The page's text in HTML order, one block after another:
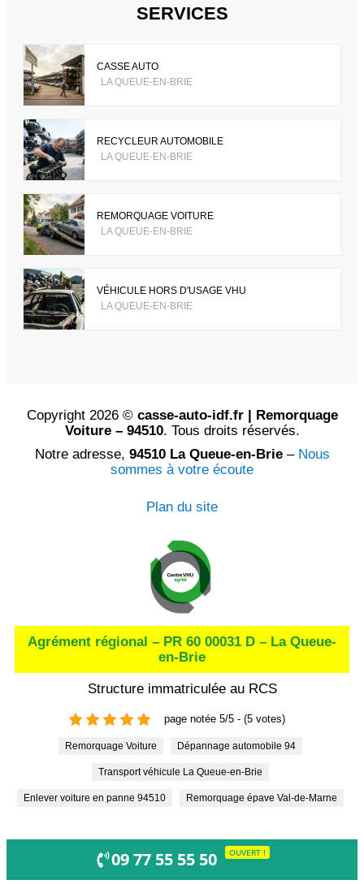
SERVICES
CASSE AUTO
LA QUEUE-EN-BRIE
RECYCLEUR AUTOMOBILE
LA QUEUE-EN-BRIE
REMORQUAGE VOITURE
LA QUEUE-EN-BRIE
VÉHICULE HORS D'USAGE VHU
LA QUEUE-EN-BRIE
Copyright 2026 © casse-auto-idf.fr | Remorquage
Voiture – 94510. Tous droits réservés.
Notre adresse, 94510 La Queue-en-Brie– Nous
sommes à votre écoute
Plan du site
Agrément régional – PR 60 00031 D – La Queue-
en-Brie
Structure immatriculée au RCS
page notée 5/5 - (5 votes)
Remorquage Voiture Dépannage automobile 94
Transport véhicule La Queue-en-Brie
Enlever voiture en panne 94510 Remorquage épave Val-de-Marne
09 77 55 55 50 OUVERT !